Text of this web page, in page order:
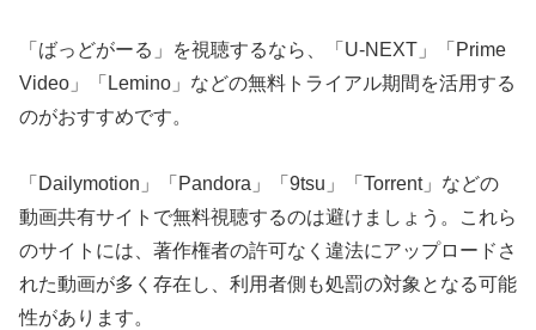
「ばっどがーる」を視聴するなら、「U-NEXT」「Prime
Video」「Lemino」などの無料トライアル期間を活用する
のがおすすめです。
「Dailymotion」「Pandora」「9tsu」「Torrent」などの
動画共有サイトで無料視聴するのは避けましょう。これら
のサイトには、著作権者の許可なく違法にアップロードさ
れた動画が多く存在し、利用者側も処罰の対象となる可能
性があります。